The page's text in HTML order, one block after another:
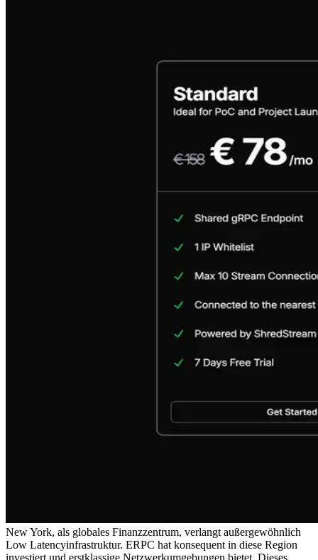
New York, als globales Finanzzentrum, verlangt außergewöhnlich
Low Latencyinfrastruktur. ERPC hat konsequent in diese Region
investiert und erstklassige Netzwerkumgebungen bietet. Dieses